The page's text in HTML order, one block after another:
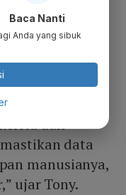
dan
data
manusianya,
ujar Tony.
Baca Nanti
Anda yang sibuk